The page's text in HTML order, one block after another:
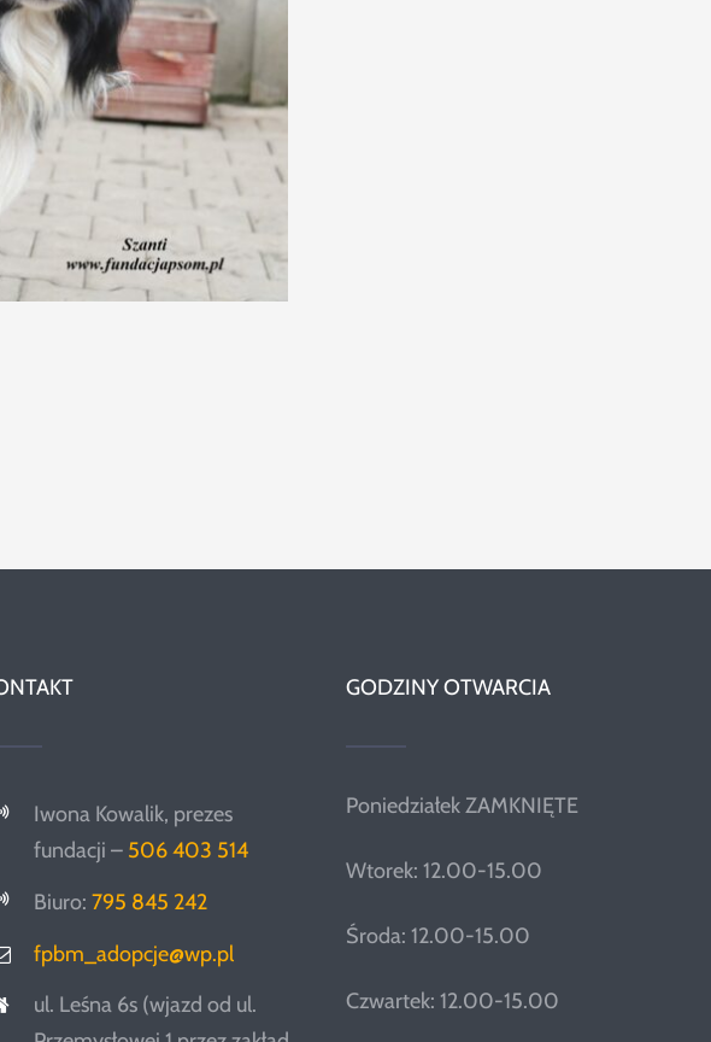
Iwona Kowalik, prezes
fundacji – 506 403 514
Biuro: 795 845 242
fpbm_adopcje@wp.pl
ul. Leśna 6s (wjazd od ul.
GODZINY OTWARCIA
Poniedziałek ZAMKNIĘTE
Wtorek: 12.00-15.00
Środa: 12.00-15.00
Czwartek: 12.00-15.00